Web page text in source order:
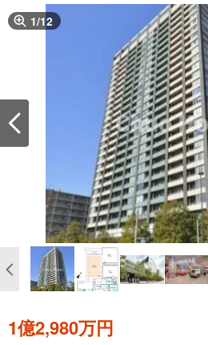
1/12
1億2,980万円